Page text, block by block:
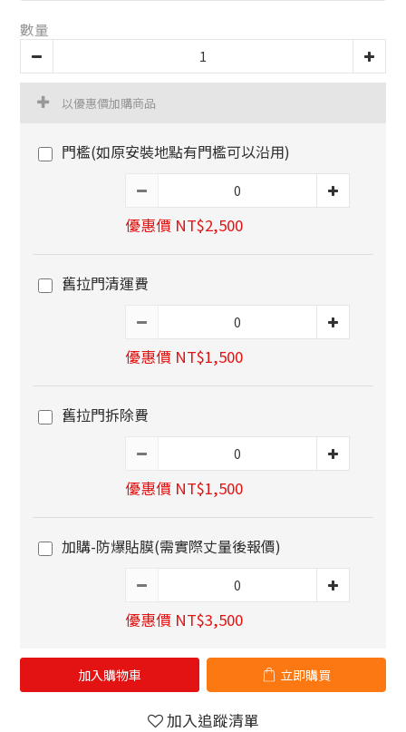
數量
以優惠價加購商品
門檻(如原安裝地點有門檻可以沿用)
優惠價 NT$2,500
舊拉門清運費
優惠價 NT$1,500
舊拉門拆除費
優惠價 NT$1,500
加購-防爆貼膜(需實際丈量後報價)
優惠價 NT$3,500
加入購物車 立即購買
加入追蹤清單